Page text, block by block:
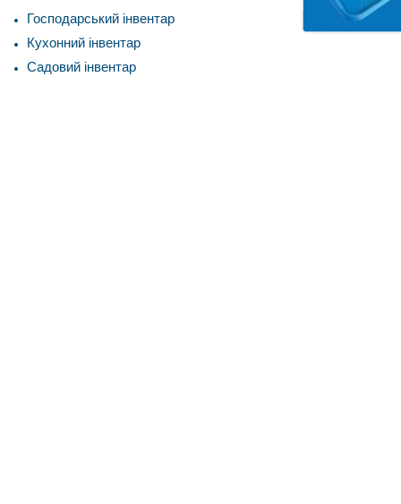
Господарський інвентар
Кухонний інвентар
Садовий інвентар